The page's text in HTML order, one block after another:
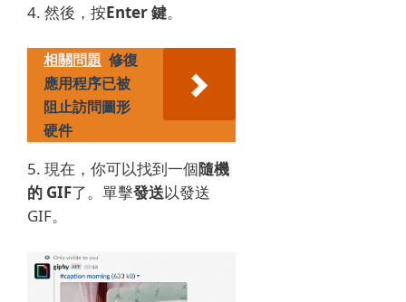
4. 然後，按Enter 鍵。
相關問題 修復
應用程序已被
阻止訪問圖形
硬件
5. 現在，你可以找到一個隨機
的 GIF了。 單擊發送以發送
GIF。